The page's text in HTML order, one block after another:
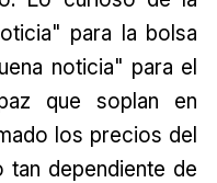
para la bolsa
noticia" para el
que soplan en
los precios del
dependiente de